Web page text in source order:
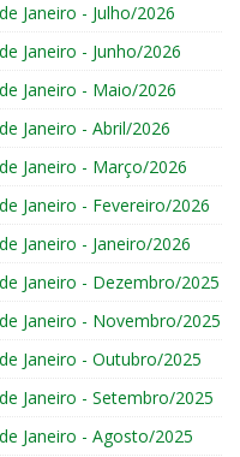
Janeiro - Julho/2026
Janeiro - Junho/2026
Janeiro - Maio/2026
Janeiro - Abril/2026
Janeiro - Março/2026
Janeiro - Fevereiro/2026
Janeiro - Janeiro/2026
Janeiro - Dezembro/2025
Janeiro - Novembro/2025
Janeiro - Outubro/2025
Janeiro - Setembro/2025
Janeiro - Agosto/2025